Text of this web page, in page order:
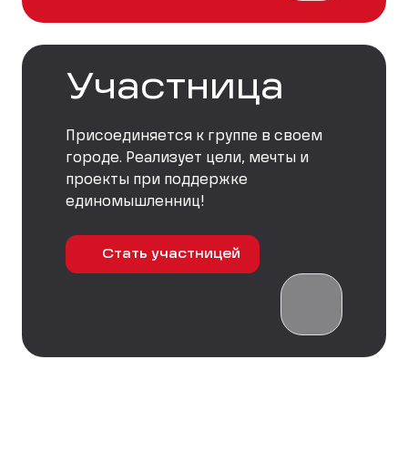
Участница
Присоединяется к группе в своем
городе. Реализует цели, мечты и
проекты при поддержке
единомышленниц!
Стать участницей